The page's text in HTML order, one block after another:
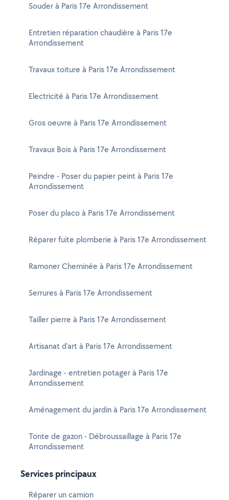
Souder à Paris 17e Arrondissement
Entretien réparation chaudière à Paris 17e
Arrondissement
Travaux toiture à Paris 17e Arrondissement
Electricité à Paris 17e Arrondissement
Gros oeuvre à Paris 17e Arrondissement
Travaux Bois à Paris 17e Arrondissement
Peindre - Poser du papier peint à Paris 17e
Arrondissement
Poser du placo à Paris 17e Arrondissement
Réparer fuite plomberie à Paris 17e Arrondissement
Ramoner Cheminée à Paris 17e Arrondissement
Serrures à Paris 17e Arrondissement
Tailler pierre à Paris 17e Arrondissement
Artisanat d'art à Paris 17e Arrondissement
Jardinage - entretien potager à Paris 17e
Arrondissement
Aménagement du jardin à Paris 17e Arrondissement
Tonte de gazon - Débroussaillage à Paris 17e
Arrondissement
Services principaux
Réparer un camion